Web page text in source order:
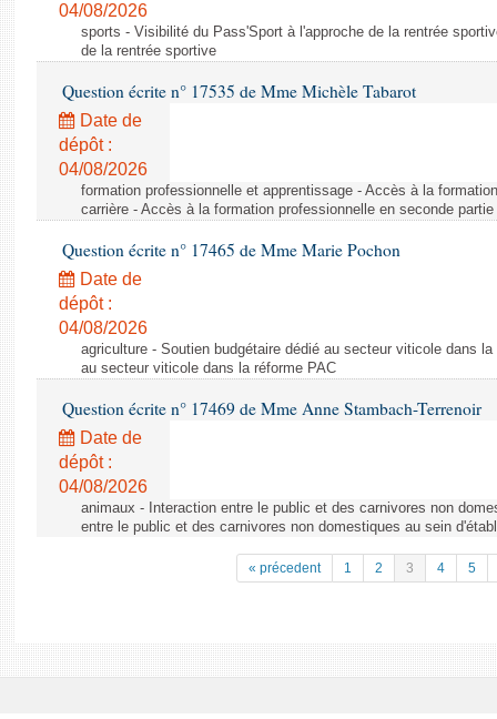
04/08/2026
sports - Visibilité du Pass'Sport à l'approche de la rentrée
de la rentrée sportive
Question écrite n° 17535 de Mme Michèle Tabarot
Date de
dépôt :
04/08/2026
formation professionnelle et apprentissage - Accès à la
carrière - Accès à la formation professionnelle en seconde partie
Question écrite n° 17465 de Mme Marie Pochon
Date de
dépôt :
04/08/2026
agriculture - Soutien budgétaire dédié au secteur viticole dans
au secteur viticole dans la réforme PAC
Question écrite n° 17469 de Mme Anne Stambach-Terrenoir
Date de
dépôt :
04/08/2026
animaux - Interaction entre le public et des carnivores non
entre le public et des carnivores non domestiques au sein
« précedent 1 2 3 4 5